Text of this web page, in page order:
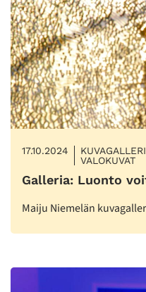
17.10.2024
VALOKUVAT
Galleria: Luonto
Maiju Niemelän